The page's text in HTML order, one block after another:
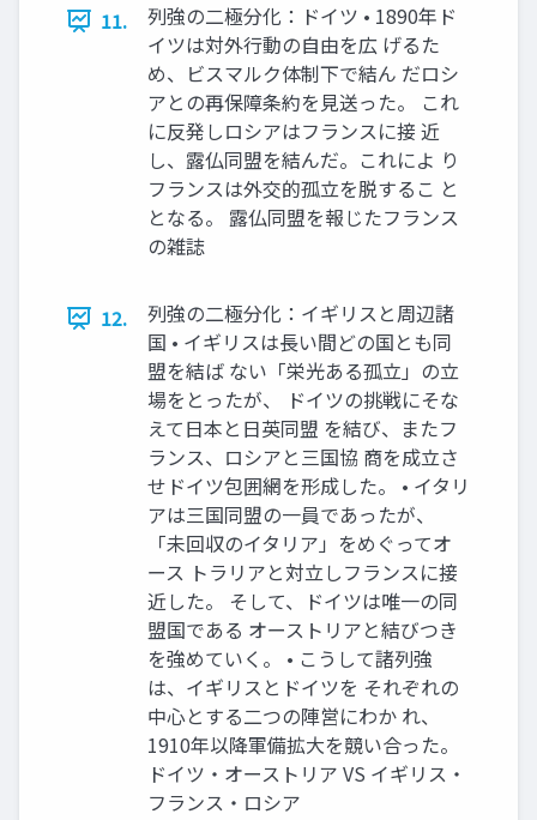
11.
列強の二極分化：ドイツ • 1890年ド
イツは対外行動の自由を広 げるた
め、ビスマルク体制下で結ん だロシ
アとの再保障条約を見送った。 これ
に反発しロシアはフランスに接 近
し、露仏同盟を結んだ。これによ り
フランスは外交的孤立を脱するこ と
となる。 露仏同盟を報じたフランス
の雑誌
12.
列強の二極分化：イギリスと周辺諸
国 • イギリスは⾧い間どの国とも同
盟を結ば ない「栄光ある孤立」の立
場をとったが、 ドイツの挑戦にそな
えて日本と日英同盟 を結び、またフ
ランス、ロシアと三国協 商を成立さ
せドイツ包囲網を形成した。 • イタリ
アは三国同盟の一員であったが、
「未回収のイタリア」をめぐってオ
ース トラリアと対立しフランスに接
近した。 そして、ドイツは唯一の同
盟国である オーストリアと結びつき
を強めていく。 • こうして諸列強
は、イギリスとドイツを それぞれの
中心とする二つの陣営にわか れ、
1910年以降軍備拡大を競い合った。
ドイツ・オーストリア VS イギリス・
フランス・ロシア